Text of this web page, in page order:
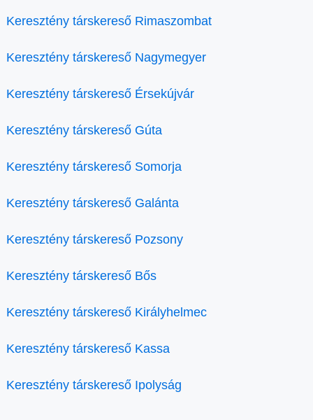
Keresztény társkereső Rimaszombat
Keresztény társkereső Nagymegyer
Keresztény társkereső Érsekújvár
Keresztény társkereső Gúta
Keresztény társkereső Somorja
Keresztény társkereső Galánta
Keresztény társkereső Pozsony
Keresztény társkereső Bős
Keresztény társkereső Királyhelmec
Keresztény társkereső Kassa
Keresztény társkereső Ipolyság